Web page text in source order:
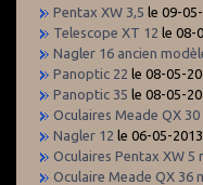
Pentax XW 3,5 le 09-
Telescope XT 12 le 08-
Nagler 16 ancien
Panoptic 22 le 08-05-
Panoptic 35 le 08-05-
Oculaires Meade QX 30
Nagler 12 le 06-05-2013
Oculaires Pentax XW 5
Oculaire Meade QX 36